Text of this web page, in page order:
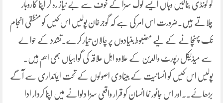
کو لونڈی بنالیں وہاں ایسے لوگ سزا کے خوف سے بے نیاز رہ کر اپنا کاروبار
چلاتے ہیں۔ضرورت اس امر کی ہے کہ گوجرخان پولیس اس کیس کو منطقی انجام
تک پہنچانے کے لیے مضبوط بنیادوں پر چالان تیار کرے۔تشدد کے حوالے
سے میڈیکل رپورٹ والدین کے علاوہ اہل علاقہ کی گواہیاں بھی اہم ہیں۔
پولیس اس کیس کو انسانیت کے بینادی اصولوں کے تحت ایمانداری سے آگے
بڑھائے۔۔اور اس جانور نما انسان کو قرار واقعی سزا دلوانے میں اپنا کردار ادا